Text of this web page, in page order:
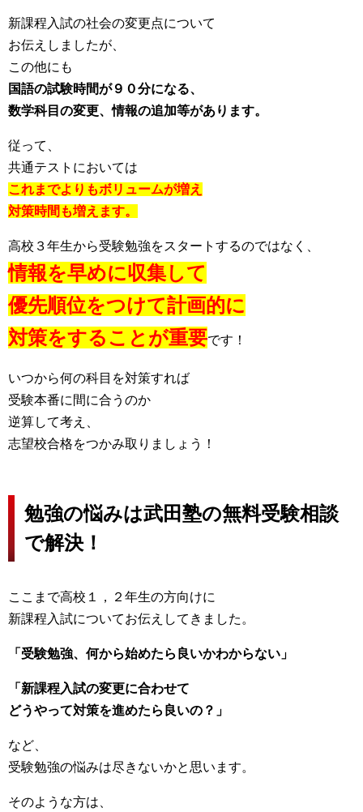
新課程入試の社会の変更点について
お伝えしましたが、
この他にも
国語の試験時間が９０分になる、
数学科目の変更、情報の追加等があります。
従って、
共通テストにおいては
これまでよりもボリュームが増え
対策時間も増えます。
高校３年生から受験勉強をスタートするのではなく、
情報を早めに収集して
優先順位をつけて計画的に
対策をすることが重要です！
いつから何の科目を対策すれば
受験本番に間に合うのか
逆算して考え、
志望校合格をつかみ取りましょう！
勉強の悩みは武田塾の無料受験相談
で解決！
ここまで高校１，２年生の方向けに
新課程入試についてお伝えしてきました。
「受験勉強、何から始めたら良いかわからない」
「新課程入試の変更に合わせて
どうやって対策を進めたら良いの？」
など、
受験勉強の悩みは尽きないかと思います。
そのような方は、